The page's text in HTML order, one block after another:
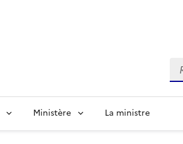
Ministère La ministre